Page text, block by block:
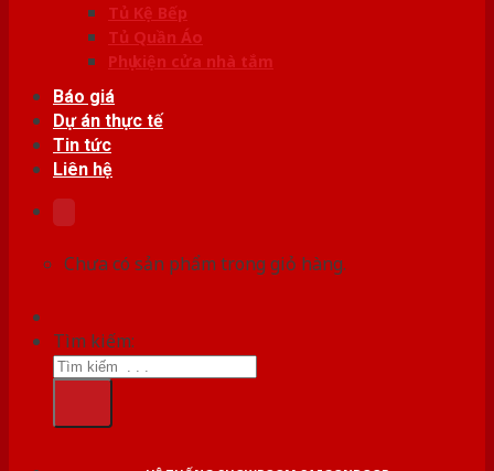
Tủ Kệ Bếp
Tủ Quần Áo
Phụ kiện cửa nhà tắm
Báo giá
Dự án thực tế
Tin tức
Liên hệ
Chưa có sản phẩm trong giỏ hàng.
Tìm kiếm: